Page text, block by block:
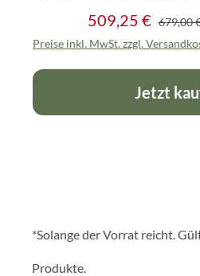
Vollholz
Verkaufspreis:
509,25 € 679,00
Preise inkl. MwSt. zzgl.
Jetzt
*Solange der Vorrat reicht.
Produkte.